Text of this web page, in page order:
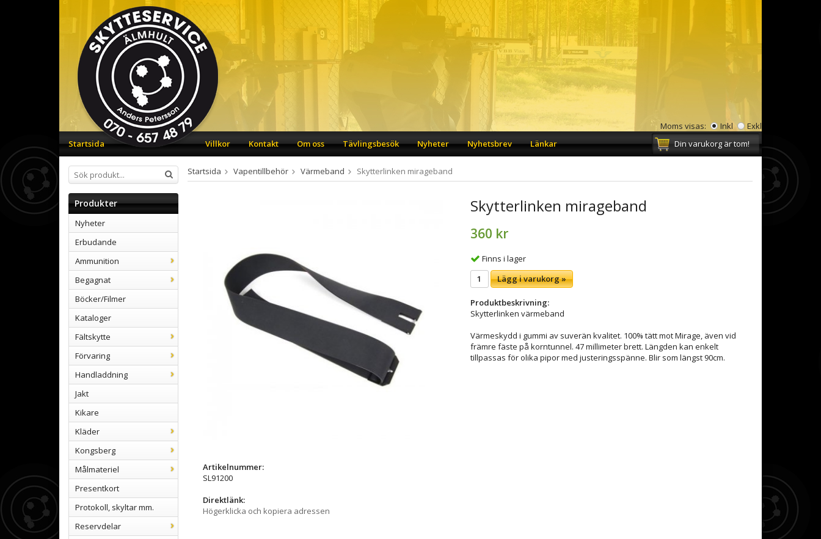
Moms visas: Inkl
Exkl
Startsida
Villkor Kontakt Om oss Tävlingsbesök Nyheter Nyhetsbrev Länkar Din varukorg är tom!
Produkter
Nyheter
Erbudande
Ammunition
Begagnat
Böcker/Filmer
Kataloger
Fältskytte
Förvaring
Handladdning
Jakt
Kikare
Kläder
Kongsberg
Målmateriel
Presentkort
Protokoll, skyltar mm.
Reservdelar
Startsida Vapentillbehör Värmeband Skytterlinken mirageband
Skytterlinken mirageband
360 kr
Finns i lager
Lägg i varukorg »
Produktbeskrivning:
Skytterlinken värmeband
Värmeskydd i gummi av suverän kvalitet. 100% tätt mot Mirage, även vid
främre fäste på korntunnel. 47 millimeter brett. Längden kan enkelt
tillpassas för olika pipor med justeringsspänne. Blir som längst 90cm.
Artikelnummer:
SL91200
Direktlänk:
Högerklicka och kopiera adressen